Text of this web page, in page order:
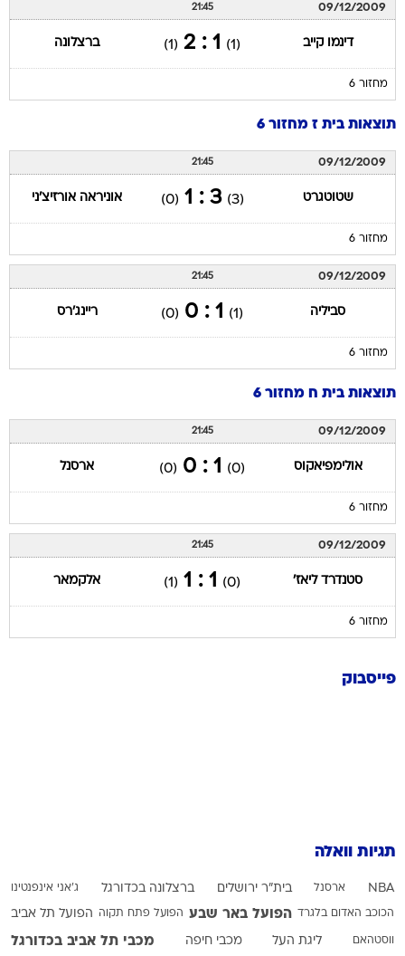
09/12/2009
21:45
דינמו קייב (1)
1 : 2
(1) ברצלונה
מחזור 6
תוצאות בית ז מחזור 6
09/12/2009
21:45
שטוטגרט (3)
3 : 1
(0) אוניראה אורזיצ'ני
מחזור 6
09/12/2009
21:45
סביליה (1)
1 : 0
(0) ריינג'רס
מחזור 6
תוצאות בית ח מחזור 6
09/12/2009
21:45
אולימפיאקוס (0)
1 : 0
(0) ארסנל
מחזור 6
09/12/2009
21:45
סטנדרד ליאז' (0)
1 : 1
(1) אלקמאר
מחזור 6
פייסבוק
תגיות וואלה
NBA ארסנל בית"ר ירושלים ברצלונה בכדורגל ג'אני אינפנטינו
הכוכב האדום בלגרד הפועל באר שבע הפועל פתח תקוה הפועל תל אביב
ווסטהאם ליגת העל מכבי חיפה מכבי תל אביב בכדורגל